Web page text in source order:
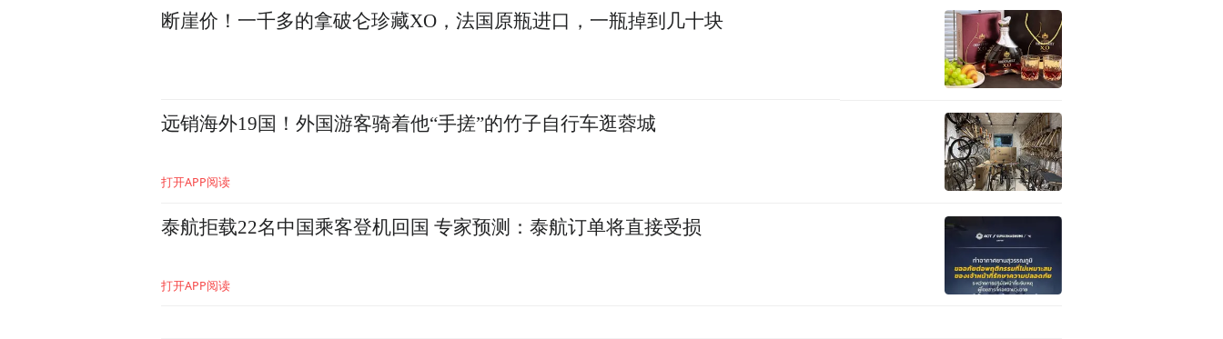
断崖价！一千多的拿破仑珍藏XO，法国原瓶进口，一瓶掉到几十块
远销海外19国！外国游客骑着他“手搓”的竹子自行车逛蓉城
打开APP阅读
泰航拒载22名中国乘客登机回国 专家预测：泰航订单将直接受损
打开APP阅读